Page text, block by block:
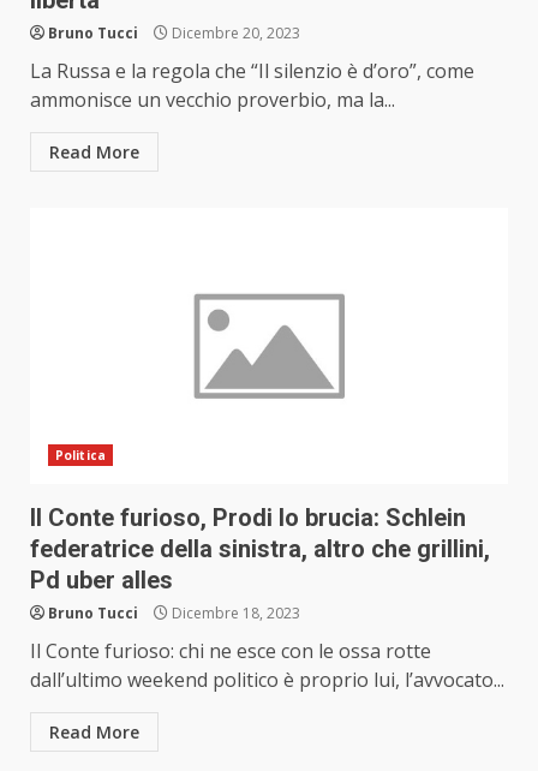
Bruno Tucci Dicembre 20, 2023
La Russa e la regola che “Il silenzio è d’oro”, come
ammonisce un vecchio proverbio, ma la...
Read More
Politica
Il Conte furioso, Prodi lo brucia: Schlein
federatrice della sinistra, altro che grillini,
Pd uber alles
Bruno Tucci Dicembre 18, 2023
Il Conte furioso: chi ne esce con le ossa rotte
dall’ultimo weekend politico è proprio lui, l’avvocato...
Read More